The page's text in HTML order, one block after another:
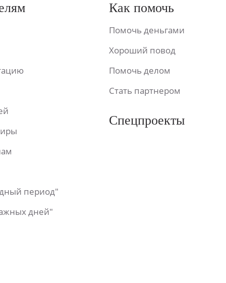
период"
дней"
Как помочь
Помочь деньгами
Хороший повод
Помочь делом
Стать партнером
Спецпроекты